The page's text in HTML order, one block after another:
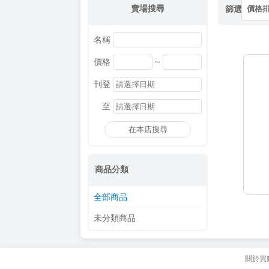
賣場搜尋
名稱
價格 ~
刊登
至
在本店搜尋
商品分類
全部商品
未分類商品
篩選 價格
關於買